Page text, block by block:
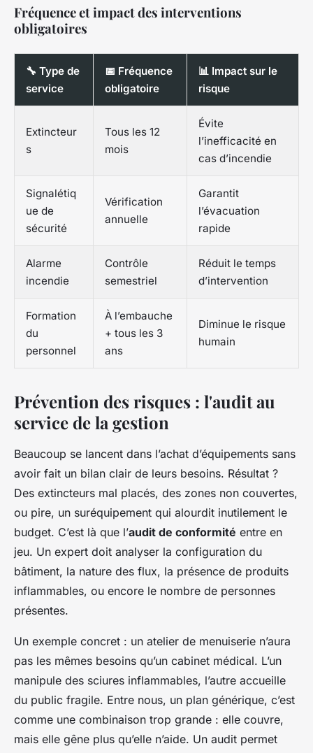
Fréquence et impact des interventions
obligatoires
🔧 Type de
service
📅 Fréquence
obligatoire
📊 Impact sur le
risque
Extincteur
s
Tous les 12
mois
Évite
l’inefficacité en
cas d’incendie
Signalétiq
ue de
sécurité
Vérification
annuelle
Garantit
l’évacuation
rapide
Alarme
incendie
Contrôle
semestriel
Réduit le temps
d’intervention
Formation
du
personnel
À l’embauche
+ tous les 3
ans
Diminue le risque
humain
Prévention des risques : l'audit au
service de la gestion
Beaucoup se lancent dans l’achat d’équipements sans
avoir fait un bilan clair de leurs besoins. Résultat ?
Des extincteurs mal placés, des zones non couvertes,
ou pire, un suréquipement qui alourdit inutilement le
budget. C’est là que l’audit de conformité entre en
jeu. Un expert doit analyser la configuration du
bâtiment, la nature des flux, la présence de produits
inflammables, ou encore le nombre de personnes
présentes.
Un exemple concret : un atelier de menuiserie n’aura
pas les mêmes besoins qu’un cabinet médical. L’un
manipule des sciures inflammables, l’autre accueille
du public fragile. Entre nous, un plan générique, c’est
comme une combinaison trop grande : elle couvre,
mais elle gêne plus qu’elle n’aide. Un audit permet